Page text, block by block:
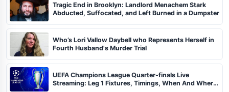
Tragic End in Brooklyn: Landlord Menachem Stark
Abducted, Suffocated, and Left Burned in a Dumpster
Who’s Lori Vallow Daybell who Represents Herself in
Fourth Husband's Murder Trial
UEFA Champions League Quarter-finals Live
Streaming: Leg 1 Fixtures, Timings, When And Where